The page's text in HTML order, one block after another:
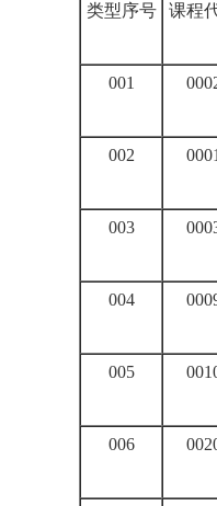
类型序号 课程
001
002
0001
003
004
005
006